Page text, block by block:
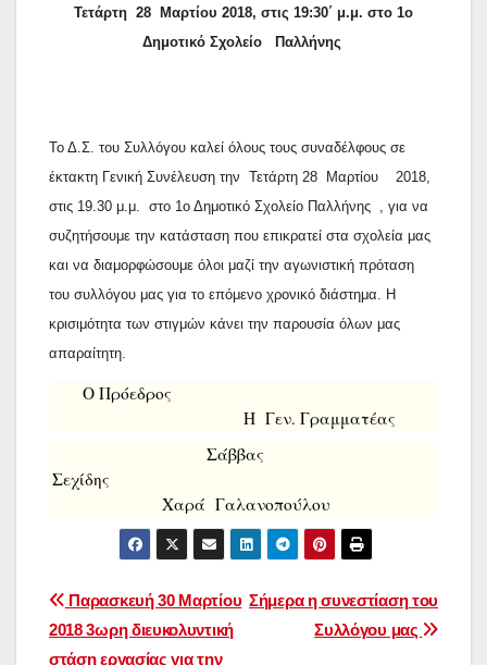
Τετάρτη 28 Μαρτίου 2018, στις 19:30΄ μ.μ. στο 1ο
Δημοτικό Σχολείο
Παλλήνης
Το Δ.Σ. του Συλλόγου καλεί όλους τους συναδέλφους σε
έκτακτη Γενική Συνέλευση την Τετάρτη 28 Μαρτίου
2018,
στις 19.30 μ.μ. στο 1ο Δημοτικό Σχολείο Παλλήνης , για να
συζητήσουμε την κατάσταση που επικρατεί στα σχολεία μας
και να διαμορφώσουμε όλοι μαζί την αγωνιστική πρόταση
του συλλόγου μας για το επόμενο χρονικό διάστημα. Η
κρισιμότητα των στιγμών κάνει την παρουσία όλων μας
απαραίτητη.
Ο Πρόεδρος
Η Γεν. Γραμματέας
Σάββας
Σεχίδης
Χαρά Γαλανοπούλου
Πλοήγηση
άρθρων
Σήμερα η συνεστίαση του
Συλλόγου μας
Παρασκευή 30 Μαρτίου
2018 3ωρη διευκολυντική
στάση εργασίας για την